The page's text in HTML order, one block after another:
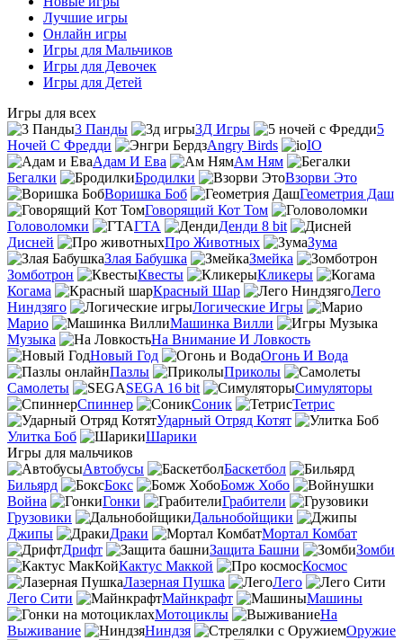
Лучшие игры
Онлайн игры
Игры для Мальчиков
Игры для Девочек
Игры для Детей
Игры для всех
3 Панды
3Д Игры
5
Ночей С Фредди
Angry Birds
IO
Адам И Ева
Ам Ням
Бегалки
Бродилки
Взорви Это
Воришка Боб
Геометрия Даш
Говорящий Кот Том
Головоломки
ГТА
Денди 8 bit
Дисней
Про Животных
Зума
Злая Бабушка
Змейка
Зомботрон
Квесты
Кликеры
Когама
Красный Шар
Лего
Ниндзяго
Логические Игры
Марио
Машинка Вилли
Музыка
На Внимание И Ловкость
Новый Год
Огонь И Вода
Пазлы
Приколы
Самолеты
SEGA 16 bit
Симуляторы
Спиннер
Соник
Тетрис
Ударный Отряд Котят
Улитка Боб
Шарики
Игры для мальчиков
Автобусы
Баскетбол
Бильярд
Бокс
Бомж Хобо
Война
Гонки
Грабители
Грузовики
Дальнобойщики
Джипы
Драки
Мортал Комбат
Дрифт
Защита Башни
Зомби
Кактус Маккой
Космос
Лазерная Пушка
Лего
Лего Сити
Майнкрафт
Машины
Мотоциклы
На
Выживание
Ниндзя
Оружие